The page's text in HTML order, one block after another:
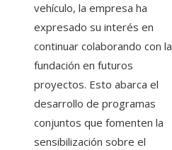
vehículo, la empresa ha
expresado su interés en
continuar colaborando con la
fundación en futuros
proyectos. Esto abarca el
desarrollo de programas
conjuntos que fomenten la
sensibilización sobre el